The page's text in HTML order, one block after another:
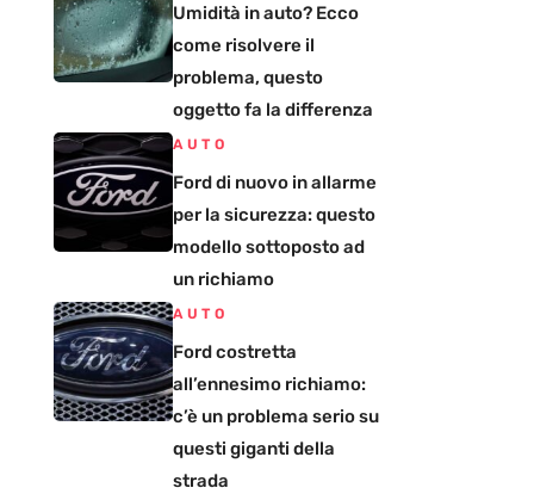
Umidità in auto? Ecco
come risolvere il
problema, questo
oggetto fa la differenza
AUTO
Ford di nuovo in allarme
per la sicurezza: questo
modello sottoposto ad
un richiamo
AUTO
Ford costretta
all’ennesimo richiamo:
c’è un problema serio su
questi giganti della
strada